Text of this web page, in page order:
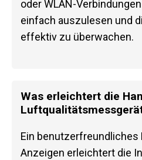
oder WLAN-
einfach auszulesen und
effektiv zu überwachen.
Was erleichtert die
Ein benutzerfreundliches
Anzeigen erleichtert die